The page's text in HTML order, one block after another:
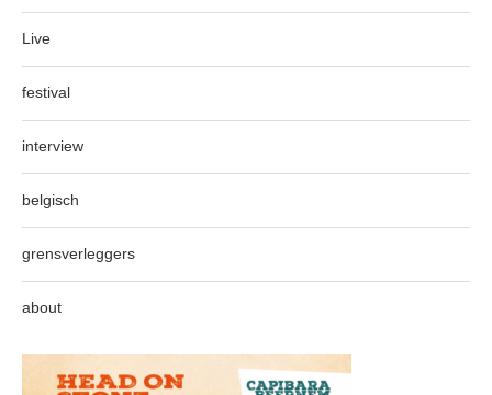
Live
festival
interview
belgisch
grensverleggers
about